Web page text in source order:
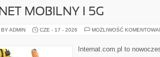
MOBILNY I 5G
ADMIN CZE - 17 - 2026 MOŻLIWOŚĆ
Internat.com.pl to